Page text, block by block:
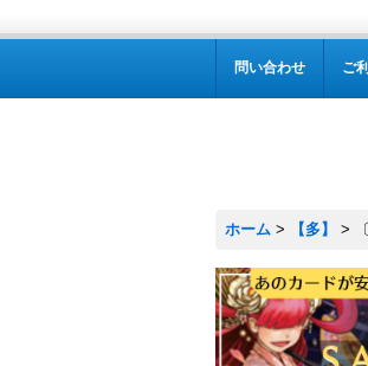
問い合わせ ご
ホーム > 【多】 >